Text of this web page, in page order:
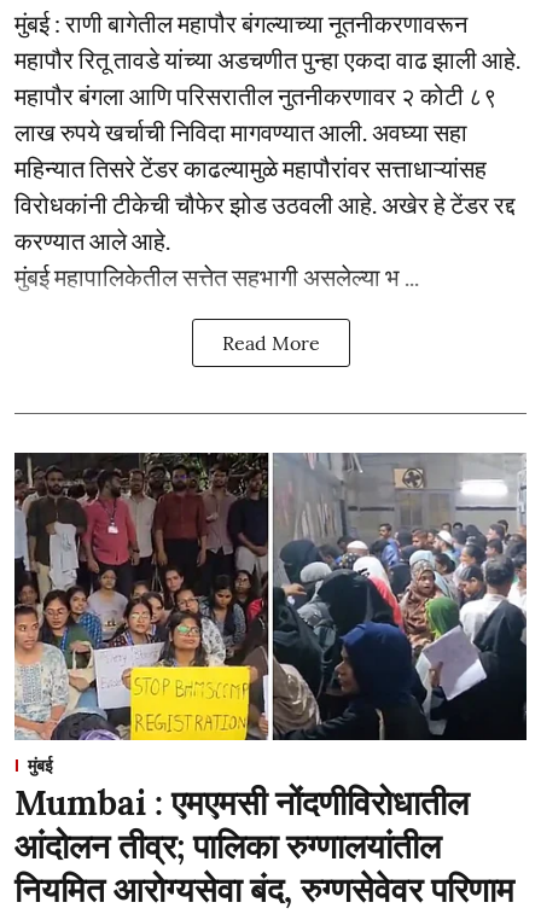
मुंबई : राणी बागेतील महापौर बंगल्याच्या नूतनीकरणावरून
महापौर रितू तावडे यांच्या अडचणीत पुन्हा एकदा वाढ झाली आहे.
महापौर बंगला आणि परिसरातील नुतनीकरणावर २ कोटी ८९
लाख रुपये खर्चाची निविदा मागवण्यात आली. अवघ्या सहा
महिन्यात तिसरे टेंडर काढल्यामुळे महापौरांवर सत्ताधाऱ्यांसह
विरोधकांनी टीकेची चौफेर झोड उठवली आहे. अखेर हे टेंडर रद्द
करण्यात आले आहे.
मुंबई महापालिकेतील सत्तेत सहभागी असलेल्या भ ...
Read More
मुंबई
Mumbai : एमएमसी नोंदणीविरोधातील
आंदोलन तीव्र; पालिका रुग्णालयांतील
नियमित आरोग्यसेवा बंद, रुग्णसेवेवर परिणाम